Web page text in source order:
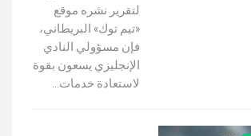
لتقرير نشره موقع
«تيم توك» البريطاني،
فإن مسؤولي النادي
الإنجليزي يسعون بقوة
لاستعادة خدمات…